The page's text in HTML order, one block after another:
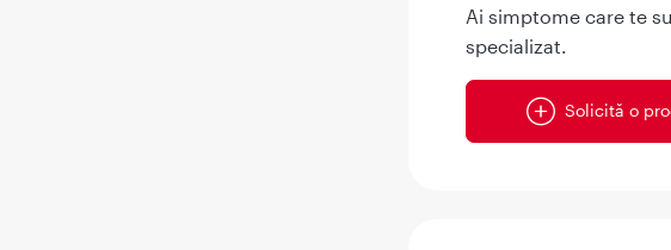
Ai simptome care te
specializat.
Solicită o